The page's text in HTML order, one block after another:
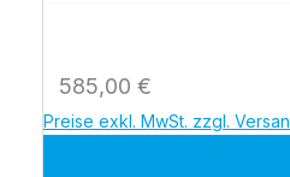
Regulärer Preis:
585,00 €
Preise exkl. MwSt. zzgl.